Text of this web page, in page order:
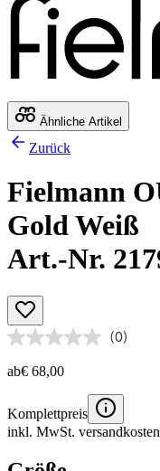
Ähnliche Artikel
Zurück
Fielmann
Gold Weiß
Art.-Nr.
(0)
ab€ 68,00
Komplettpreis
inkl. MwSt.